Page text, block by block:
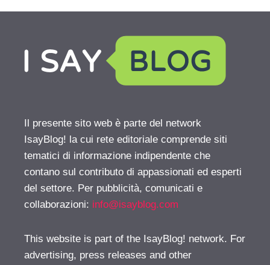
Il presente sito web è parte del network
IsayBlog! la cui rete editoriale comprende siti
tematici di informazione indipendente che
contano sul contributo di appassionati ed esperti
del settore. Per pubblicità, comunicati e
collaborazioni: info@isayblog.com
This website is part of the IsayBlog! network. For
advertising, press releases and other